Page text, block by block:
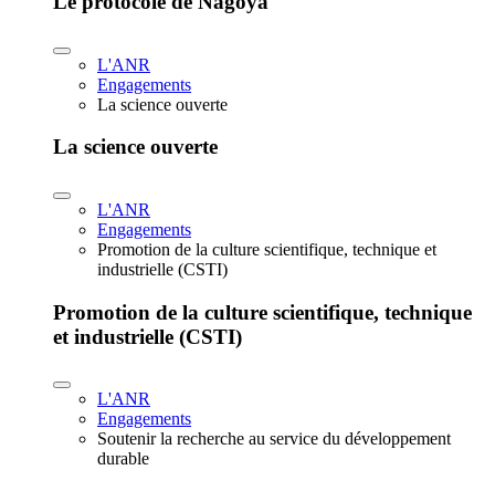
L'ANR
Engagements
La science ouverte
La science ouverte
L'ANR
Engagements
Promotion de la culture scientifique, technique et
industrielle (CSTI)
Promotion de la culture scientifique, technique
et industrielle (CSTI)
L'ANR
Engagements
Soutenir la recherche au service du développement
durable